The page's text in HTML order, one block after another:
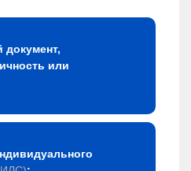
документ,
или